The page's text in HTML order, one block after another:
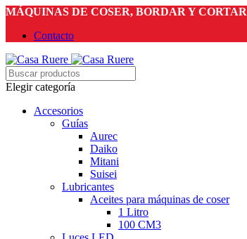
MÁQUINAS DE COSER, BORDAR Y CORTAR
Contacto
Elegir categoría
Accesorios
Guías
Aurec
Daiko
Mitani
Suisei
Lubricantes
Aceites para máquinas de coser
1 Litro
100 CM3